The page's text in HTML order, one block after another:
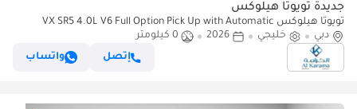
جديدة تويوتا هيلوكس
تويوتا هيلوكس VX SR5 4.0L V6 Full Option Pick Up with Automatic
Transmission | GCC Specs
دبي خليجي 2026
0 كيلومتر
إتصل
واتساب